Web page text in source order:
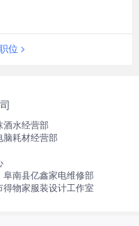
位
酒水经营部
脑耗材经营部
阜南县亿鑫家电维修部
得物家服装设计工作室